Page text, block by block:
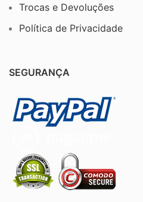
Trocas e Devoluções
Política de Privacidade
SEGURANÇA